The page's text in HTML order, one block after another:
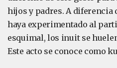
hijos y padres. A diferencia
haya experimentado al
esquimal, los inuit se
Este acto se conoce como